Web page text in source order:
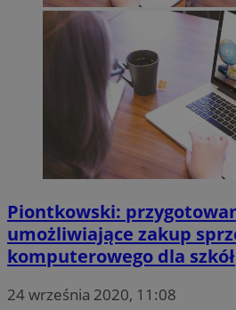
Piontkowski:
umożliwiające zakup
komputerowego dla szkół
24 września 2020, 11:08